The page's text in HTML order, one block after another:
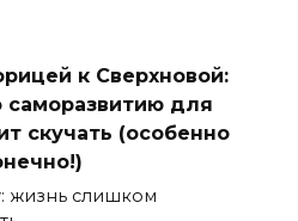
к Сверхновой:
саморазвитию для
скучать (особенно
жизнь слишком